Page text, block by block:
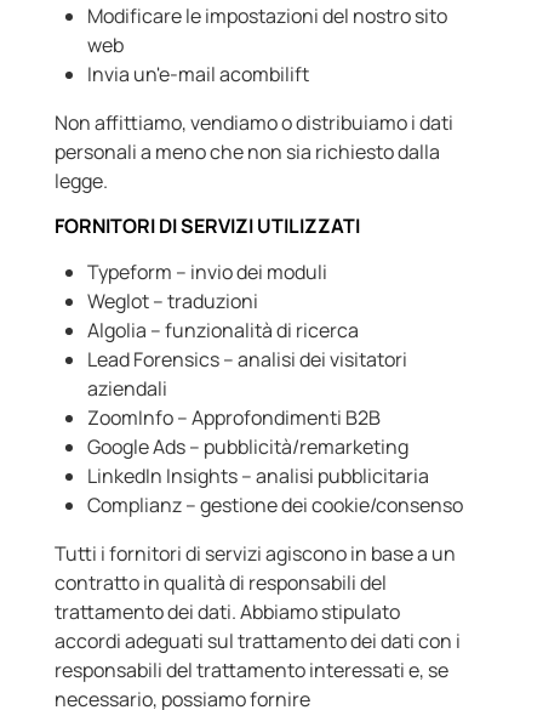
Modificare le impostazioni del nostro sito
web
Invia un'e-mail acombilift
Non affittiamo, vendiamo o distribuiamo i dati
personali a meno che non sia richiesto dalla
legge.
FORNITORI DI SERVIZI UTILIZZATI
Typeform – invio dei moduli
Weglot – traduzioni
Algolia – funzionalità di ricerca
Lead Forensics – analisi dei visitatori
aziendali
ZoomInfo – Approfondimenti B2B
Google Ads – pubblicità/remarketing
LinkedIn Insights – analisi pubblicitaria
Complianz – gestione dei cookie/consenso
Tutti i fornitori di servizi agiscono in base a un
contratto in qualità di responsabili del
trattamento dei dati. Abbiamo stipulato
accordi adeguati sul trattamento dei dati con i
responsabili del trattamento interessati e, se
necessario, possiamo fornire